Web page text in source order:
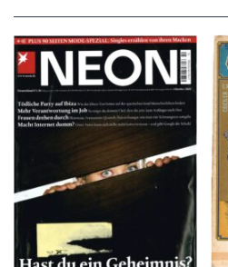
NEON – OKTOBER
2008